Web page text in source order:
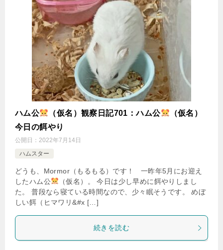
ハム公 （仮名）観察日記701：ハム公
（仮名）
今日の餌やり
公開日： 2022年7月14日
ハムスター
どうも、Mormor（もるもる）です！ 一昨年5月にお迎え
したハム公
（仮名）。 今日は少し早めに餌やりしまし
た。 普段なら寝ている時間なので、少々眠そうです。 めぼ
しい餌（ヒマワリ&#x […]
続きを読む